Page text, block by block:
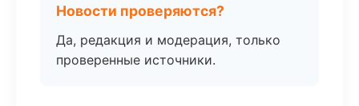
Новости проверяются?
Да, редакция и модерация, только
проверенные источники.